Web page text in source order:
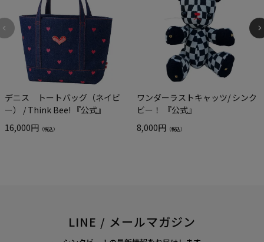
デニス トートバッグ（ネイビ
ー） / Think Bee! 『公式』
16,000円 （税込）
ワンダーラストキャッツ/ シンク
ビー！ 『公式』
8,000円 （税込）
LINE / メールマガジン